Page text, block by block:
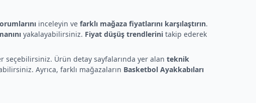
inceleyin ve farklı mağaza fiyatlarını karşılaştırın.
yakalayabilirsiniz. Fiyat düşüş trendlerini takip ederek
seçebilirsiniz. Ürün detay sayfalarında yer alan teknik
Ayrıca, farklı mağazaların Basketbol Ayakkabıları